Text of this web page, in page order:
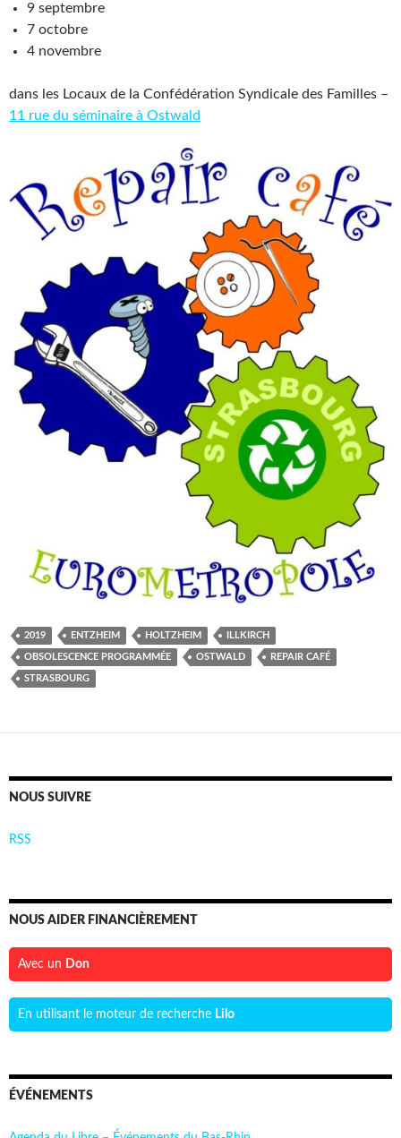
9 septembre
7 octobre
4 novembre
dans les Locaux de la Confédération Syndicale des Familles –
11 rue du séminaire à Ostwald
2019 ENTZHEIM HOLTZHEIM ILLKIRCH
OBSOLESCENCE PROGRAMMÉE OSTWALD REPAIR CAFÉ
STRASBOURG
NOUS SUIVRE
RSS
NOUS AIDER FINANCIÈREMENT
Avec un Don
En utilisant le moteur de recherche Lilo
ÉVÉNEMENTS